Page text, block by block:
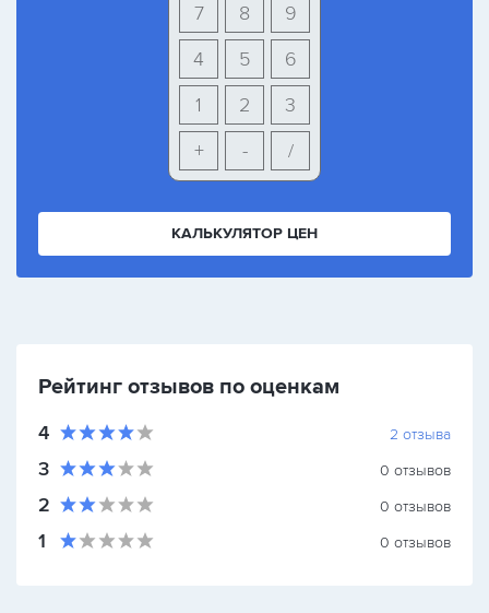
9
8
7
6
5
4
3
2
1
+
- /
КАЛЬКУЛЯТОР ЦЕН
Рейтинг отзывов по оценкам
4 2 отзыва
3 0 отзывов
2 0 отзывов
1 0 отзывов